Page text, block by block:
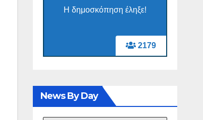
2179
Η δημοσκόπηση έληξε!
News By Day